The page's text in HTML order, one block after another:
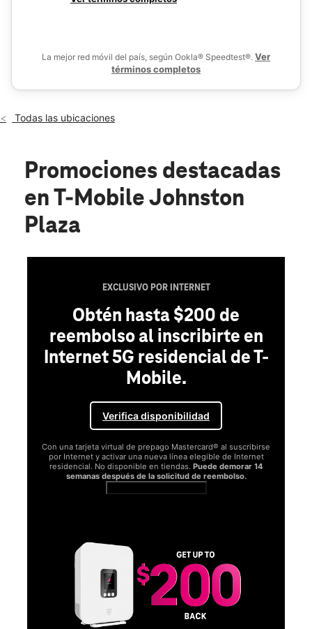
10:00 a.m. a 7:00 p.m.
La mejor red móvil del país, según Ookla® Speedtest®. Ver
términos completos
Todas las ubicaciones
Promociones destacadas
en T-Mobile Johnston
Plaza
EXCLUSIVO POR INTERNET
Obtén hasta $200 de
reembolso al inscribirte en
Internet 5G residencial de T-
Mobile.
Verifica disponibilidad
Con una tarjeta virtual de prepago Mastercard® al suscribirse
por Internet y activar una nueva línea elegible de Internet
residencial. No disponible en tiendas. Puede demorar 14
semanas después de la solicitud de reembolso.